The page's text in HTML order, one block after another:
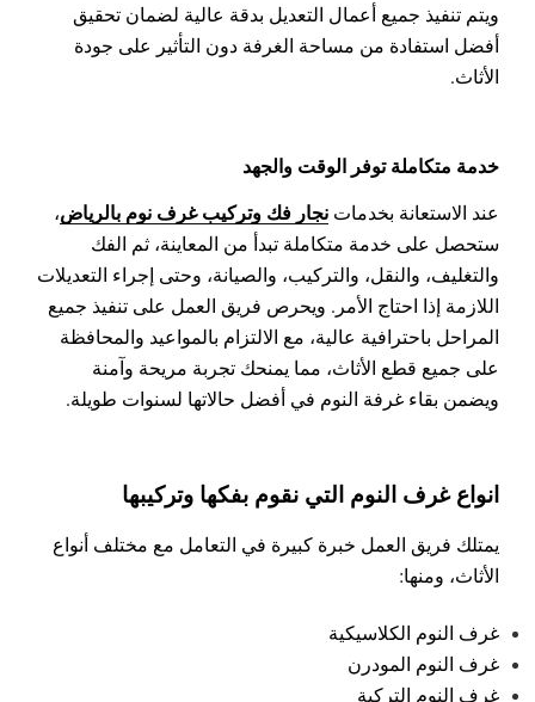
ويتم تنفيذ جميع أعمال التعديل بدقة عالية لضمان تحقيق
أفضل استفادة من مساحة الغرفة دون التأثير على جودة
الأثاث.
خدمة متكاملة توفر الوقت والجهد
عند الاستعانة بخدمات نجار فك وتركيب غرف نوم بالرياض،
ستحصل على خدمة متكاملة تبدأ من المعاينة، ثم الفك
والتغليف، والنقل، والتركيب، والصيانة، وحتى إجراء التعديلات
اللازمة إذا احتاج الأمر. ويحرص فريق العمل على تنفيذ جميع
المراحل باحترافية عالية، مع الالتزام بالمواعيد والمحافظة
على جميع قطع الأثاث، مما يمنحك تجربة مريحة وآمنة
ويضمن بقاء غرفة النوم في أفضل حالاتها لسنوات طويلة.
انواع غرف النوم التي نقوم بفكها وتركيبها
يمتلك فريق العمل خبرة كبيرة في التعامل مع مختلف أنواع
الأثاث، ومنها:
غرف النوم الكلاسيكية
غرف النوم المودرن
غرف النوم التركية